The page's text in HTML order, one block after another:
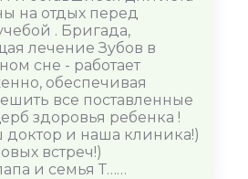
на отдых перед
. Бригада,
лечение Зубов в
сне - работает
обеспечивая
все поставленные
здоровья ребенка !
доктор и наша клиника!)
встреч!)
и семья Т……